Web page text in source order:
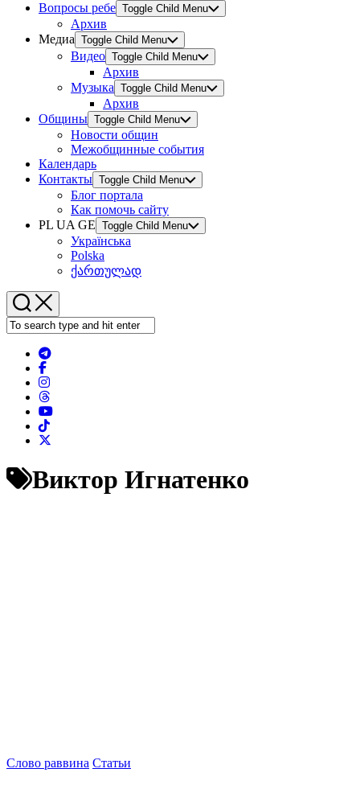
Вопросы ребе Toggle Child Menu
Архив
Медиа Toggle Child Menu
Видео Toggle Child Menu
Архив
Музыка Toggle Child Menu
Архив
Общины Toggle Child Menu
Новости общин
Межобщинные события
Календарь
Контакты Toggle Child Menu
Блог портала
Как помочь сайту
PL UA GE Toggle Child Menu
Українська
Polska
ქართულად
Виктор Игнатенко
Слово раввина Статьи